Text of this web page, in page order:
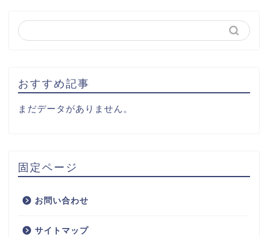
おすすめ記事
まだデータがありません。
固定ページ
お問い合わせ
サイトマップ